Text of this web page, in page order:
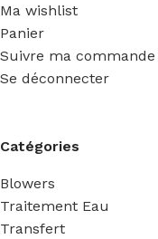
Ma wishlist
Panier
Suivre ma commande
Se déconnecter
Catégories
Blowers
Traitement Eau
Transfert